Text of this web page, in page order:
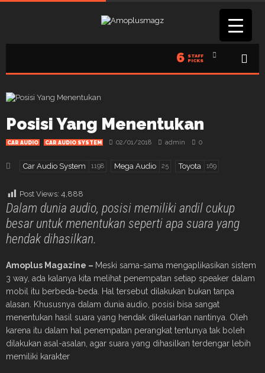
6 STAFF
PICKS
Posisi Yang Menentukan
CAR AUDIO CAR AUDIO SYSTEM 02/01/2018 admin 0
Car Audio System 1198 Mega Audio 25 Toyota 169
Post Views: 4,888
Dalam dunia audio, posisi memiliki andil cukup
besar untuk menentukan seperti apa suara yang
hendak dihasilkan.
Amoplus Magazine – Meski sama-sama mengaplikasikan sistem
3 way, ada kalanya kita melihat penempatan setiap speaker dalam
mobil itu berbeda-beda. Hal tersebut dilakukan bukan tanpa
alasan. Khususnya dalam dunia audio, posisi bisa sangat
menentukan hasil suara yang hendak dikeluarkan nantinya. Oleh
karena itu dalam hal penempatan perangkat tentunya tak boleh
dilakukan asal-asalan, agar suara yang dihasilkan terdengar lebih
memiliki karakter